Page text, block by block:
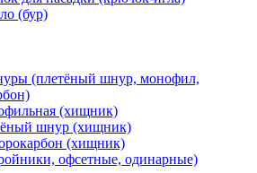
(бур)
(плетёный шнур, монофил,
(хищник)
шнур (хищник)
(хищник)
офсетные, одинарные)